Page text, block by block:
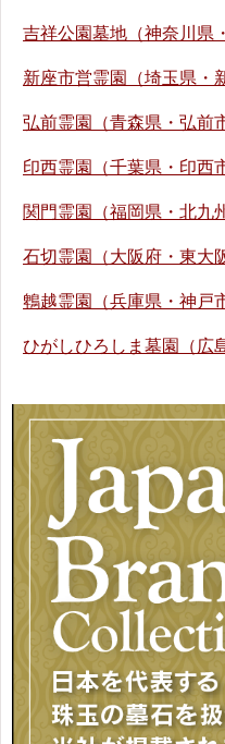
吉祥公園墓地（神奈川県
新座市営霊園（埼玉県・
弘前霊園（青森県・弘前
印西霊園（千葉県・印西
関門霊園（福岡県・北九
石切霊園（大阪府・東大
鵯越霊園（兵庫県・神戸
ひがしひろしま墓園（広